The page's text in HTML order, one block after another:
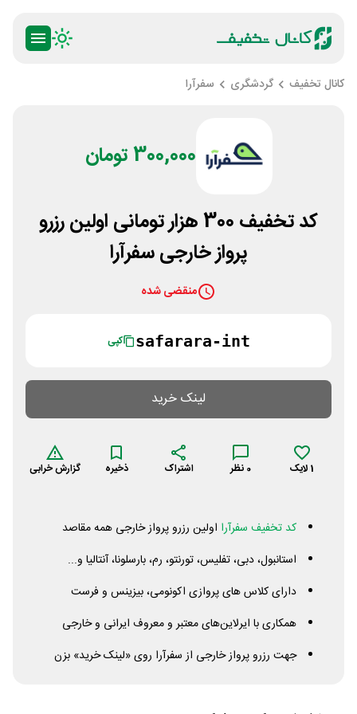
کانال تخفیف گردشگری سفرآرا
300,000 تومان
کد تخفیف 300 هزار تومانی اولین رزرو
پرواز خارجی سفرآرا
منقضی شده
safarara-int کپی
لینک خرید
1لایک 0 نظر اشتراک ذخیره گزارش خرابی
کد تخفیف سفرآرا اولین رزرو پرواز خارجی همه مقاصد
استانبول، دبی، تفلیس، تورنتو، رم، بارسلونا، آنتالیا و...
دارای کلاس های پروازی اکونومی، بیزینس و فرست
همکاری با ایرلاین‌های معتبر و معروف ایرانی و خارجی
جهت رزرو پرواز خارجی از سفرآرا روی «لینک خرید» بزن